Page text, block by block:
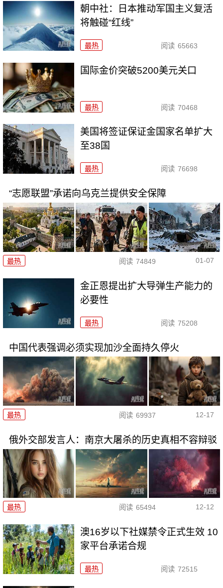
朝中社：日本推动军国主义复活
将触碰“红线”
最热 阅读 65663
国际金价突破5200美元关口
最热 阅读 70468
美国将签证保证金国家名单扩大
至38国
最热 阅读 76698
“志愿联盟”承诺向乌克兰提供安全保障
最热 阅读 74849 01-07
金正恩提出扩大导弹生产能力的
必要性
最热 阅读 75208
中国代表强调必须实现加沙全面持久停火
最热 阅读 69937 12-17
俄外交部发言人：南京大屠杀的历史真相不容辩驳
最热 阅读 65494 12-12
澳16岁以下社媒禁令正式生效 10
家平台承诺合规
最热 阅读 72515